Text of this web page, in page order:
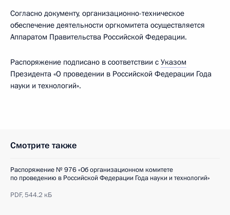
Согласно документу, организационно-техническое
обеспечение деятельности оргкомитета осуществляется
Аппаратом Правительства Российской Федерации.
Распоряжение подписано в соответствии с Указом
Президента «О проведении в Российской Федерации Года
науки и технологий».
Смотрите также
Распоряжение № 976 «Об организационном комитете
по проведению в Российской Федерации Года науки и технологий»
PDF,544.2 кБ